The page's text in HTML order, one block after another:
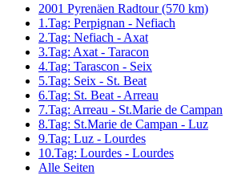
2001 Pyrenäen Radtour (570 km)
1.Tag: Perpignan - Nefiach
2.Tag: Nefiach - Axat
3.Tag: Axat - Taracon
4.Tag: Tarascon - Seix
5.Tag: Seix - St. Beat
6.Tag: St. Beat - Arreau
7.Tag: Arreau - St.Marie de Campan
8.Tag: St.Marie de Campan - Luz
9.Tag: Luz - Lourdes
10.Tag: Lourdes - Lourdes
Alle Seiten